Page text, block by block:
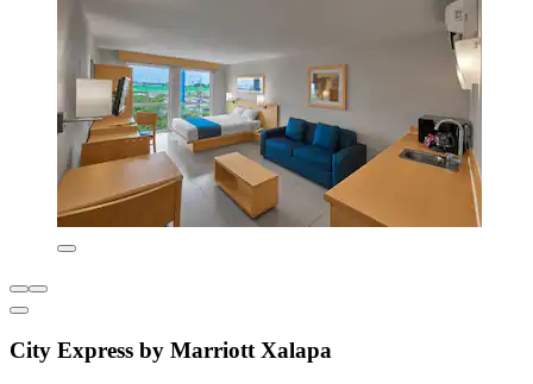
City Express by Marriott Xalapa